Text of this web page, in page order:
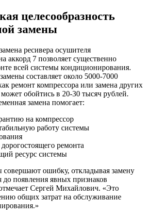
целесообразность
замены
ресивера осушителя
аккорд 7 позволяет существенно
всей системы кондиционирования.
составляет около 5000-7000
ремонт компрессора или замена других
обойтись в 20-30 тысяч рублей.
замена помогает:
на компрессор
работу системы
ремонта
ресурс системы
ошибку, откладывая замену
до появления явных признаков
Сергей Михайлович. «Это
общих затрат на обслуживание